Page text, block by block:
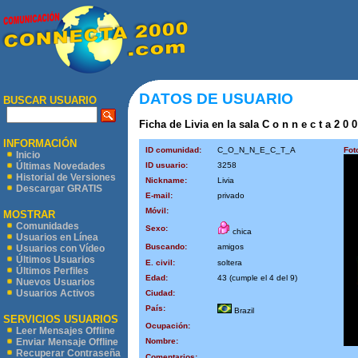
BUSCAR USUARIO
INFORMACIÓN
Inicio
Últimas Novedades
Historial de Versiones
Descargar GRATIS
MOSTRAR
Comunidades
Usuarios en Línea
Usuarios con Vídeo
Últimos Usuarios
Últimos Perfiles
Nuevos Usuarios
Usuarios Activos
SERVICIOS USUARIOS
Leer Mensajes Offline
Enviar Mensaje Offline
Recuperar Contraseña
DATOS DE USUARIO
Ficha de Livia en la sala C o n n e c t a 2 0
ID comunidad: C_O_N_N_E_C_T_A
ID usuario:
3258
Nickname:
Livia
E-mail:
privado
Móvil:
Sexo:
chica
Buscando:
amigos
E. civil:
soltera
Edad:
43 (cumple el 4 del 9)
Ciudad:
País:
Brazil
Ocupación:
Nombre: